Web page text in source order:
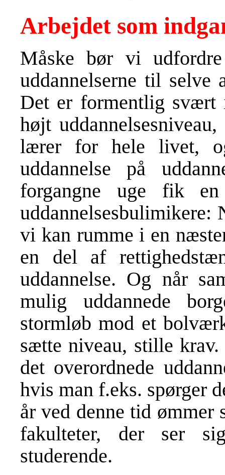
Arbejdet som
Måske bør vi
uddannelserne til selve
Det er formentlig svært
højt
lærer for hele livet,
uddannelse på
forgangne uge fik
uddannelsesbulimikere:
vi kan rumme i en
en del af
uddannelse. Og når
mulig uddannede
stormløb mod et
sætte niveau, stille
det overordnede
hvis man f.eks. spørger
år ved denne tid ømmer
fakulteter, der ser
studerende.